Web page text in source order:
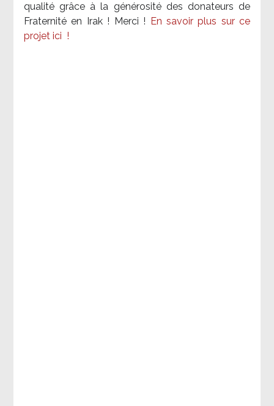
qualité grâce à la générosité des donateurs de
Fraternité en Irak ! Merci !
En savoir plus sur ce
projet ici !